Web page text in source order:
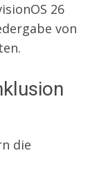
26
von
die